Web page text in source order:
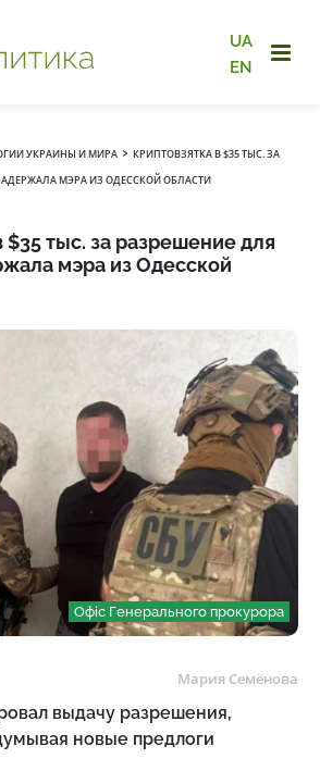
UA
EN
УКРАИНЫ И МИРА › КРИПТОВЗЯТКА В $35 ТЫС. ЗА
МЭРА ИЗ ОДЕССКОЙ ОБЛАСТИ
$35 тыс. за разрешение для
мэра из Одесской
Офіс Генерального прокурора
Мария Семёнова
выдачу разрешения,
новые предлоги